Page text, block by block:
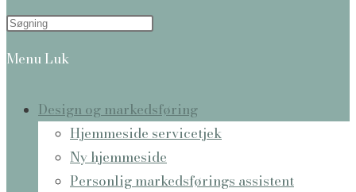
MenuLuk
Design og markedsføring
Hjemmeside servicetjek
Ny hjemmeside
Personlig markedsførings assistent